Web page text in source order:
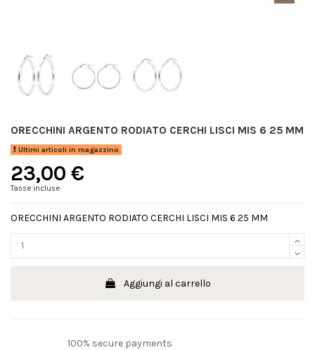
ORECCHINI ARGENTO RODIATO CERCHI LISCI MIS 6 25 MM
Ultimi articoli in magazzino
23,00 €
Tasse incluse
ORECCHINI ARGENTO RODIATO CERCHI LISCI MIS 6 25 MM
Aggiungi al carrello
100% secure payments